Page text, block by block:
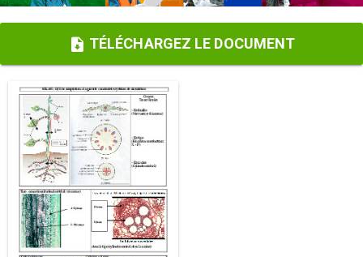
TÉLÉCHARGEZ LE DOCUMENT